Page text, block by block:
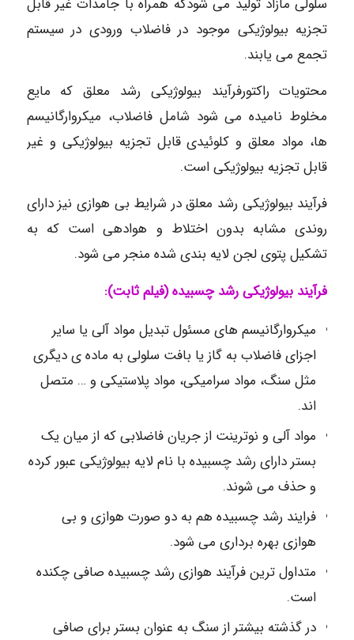
تجزیه بیولوژیکی موجود در فاضلاب ورودی در سیستم
تجمع می یابند.
محتویات راکتورفرآیند بیولوژیکی رشد معلق که مایع
مخلوط نامیده می شود شامل فاضلاب، میکروارگانیسم
ها، مواد معلق و کلوئیدی قابل تجزیه بیولوژیکی و غیر
قابل تجزیه بیولوژیکی است.
فرآیند بیولوژیکی رشد معلق در شرایط بی هوازی نیز دارای
روندی مشابه بدون اختلاط و هوادهی است که به
تشکیل پتوی لجن لایه بندی شده منجر می شود.
فرآیند بیولوژیکی رشدچسبیده (فیلم ثابت):
میکروارگانیسم های مسئول تبدیل مواد آلی یا سایر
اجزای فاضلاب به گاز یا بافت سلولی به ماده ی دیگری
مثل سنگ، مواد سرامیکی، مواد پلاستیکی و … متصل
اند.
مواد آلی و نوترینت از جریان فاضلابی که از میان یک
بستر دارای رشد چسبیده با نام لایه بیولوژیکی عبور کرده
و حذف می شوند.
فرایند رشد چسبیده هم به دو صورت هوازی و بی
هوازی بهره برداری می شود.
متداول ترین فرآیند هوازی رشد چسبیده صافی چکنده
است.
در گذشته بیشتر از سنگ به عنوان بستر برای صافی